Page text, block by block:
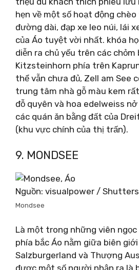
hẹn về một số hoạt động
đường dài, đạp xe leo núi, lái
của Áo tuyệt vời nhất. khóa
diễn ra chủ yếu trên các chỏm
Kitzsteinhorn phía trên
thể vẫn chưa đủ, Zell am See
trung tâm nhà gỗ màu kem
đỗ quyên và hoa edelweiss
các quán ăn bằng đất của
(khu vực chính của thị trấn).
9. MONDSEE
Nguồn: visualpower /
Mondsee
Là một trong những viên ngọc
phía bắc Áo nằm giữa biên
Salzburgerland và Thượng
được một số người nhận ra là